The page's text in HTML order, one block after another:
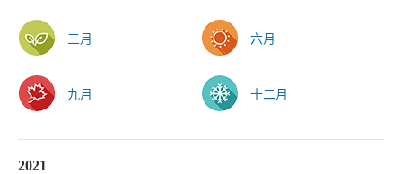
三月 六月
九月 十二月
2021